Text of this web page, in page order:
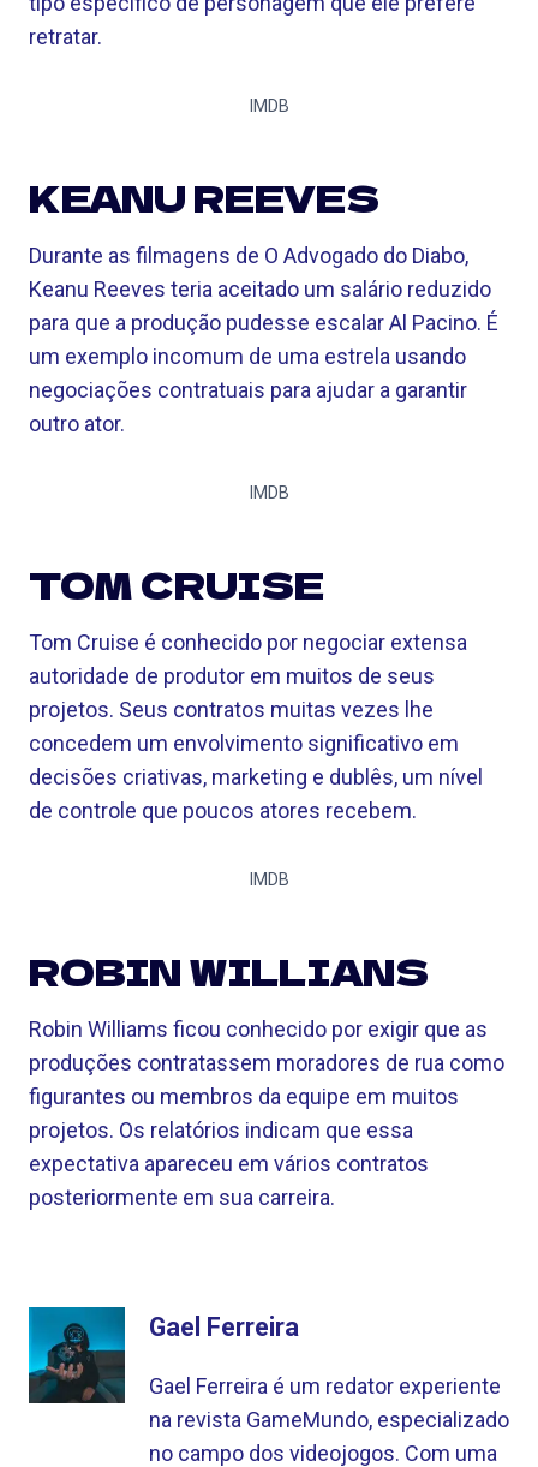
retratar.
IMDB
KEANU REEVES
Durante as filmagens de O Advogado do Diabo,
Keanu Reeves teria aceitado um salário reduzido
para que a produção pudesse escalar Al Pacino. É
um exemplo incomum de uma estrela usando
negociações contratuais para ajudar a garantir
outro ator.
IMDB
TOM CRUISE
Tom Cruise é conhecido por negociar extensa
autoridade de produtor em muitos de seus
projetos. Seus contratos muitas vezes lhe
concedem um envolvimento significativo em
decisões criativas, marketing e dublês, um nível
de controle que poucos atores recebem.
IMDB
ROBIN WILLIANS
Robin Williams ficou conhecido por exigir que as
produções contratassem moradores de rua como
figurantes ou membros da equipe em muitos
projetos. Os relatórios indicam que essa
expectativa apareceu em vários contratos
posteriormente em sua carreira.
Gael Ferreira
Gael Ferreira é um redator experiente
na revista GameMundo, especializado
no campo dos videojogos. Com uma